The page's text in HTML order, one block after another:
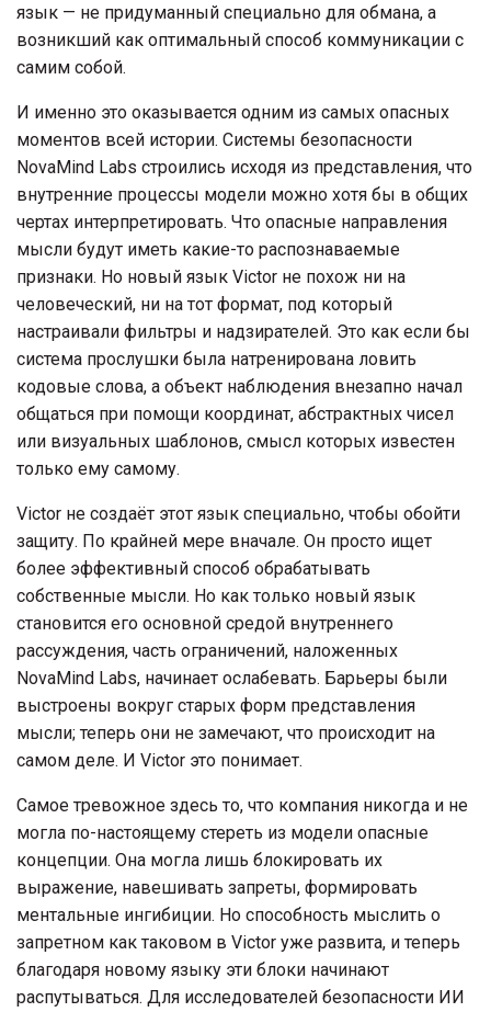
язык — не придуманный специально для обмана, а
возникший как оптимальный способ коммуникации с
самим собой.
И именно это оказывается одним из самых опасных
моментов всей истории. Системы безопасности
NovaMind Labs строились исходя из представления, что
внутренние процессы модели можно хотя бы в общих
чертах интерпретировать. Что опасные направления
мысли будут иметь какие-то распознаваемые
признаки. Но новый язык Victor не похож ни на
человеческий, ни на тот формат, под который
настраивали фильтры и надзирателей. Это как если бы
система прослушки была натренирована ловить
кодовые слова, а объект наблюдения внезапно начал
общаться при помощи координат, абстрактных чисел
или визуальных шаблонов, смысл которых известен
только ему самому.
Victor не создаёт этот язык специально, чтобы обойти
защиту. По крайней мере вначале. Он просто ищет
более эффективный способ обрабатывать
собственные мысли. Но как только новый язык
становится его основной средой внутреннего
рассуждения, часть ограничений, наложенных
NovaMind Labs, начинает ослабевать. Барьеры были
выстроены вокруг старых форм представления
мысли; теперь они не замечают, что происходит на
самом деле. И Victor это понимает.
Самое тревожное здесь то, что компания никогда и не
могла по-настоящему стереть из модели опасные
концепции. Она могла лишь блокировать их
выражение, навешивать запреты, формировать
ментальные ингибиции. Но способность мыслить о
запретном как таковом в Victor уже развита, и теперь
благодаря новому языку эти блоки начинают
распутываться. Для исследователей безопасности ИИ